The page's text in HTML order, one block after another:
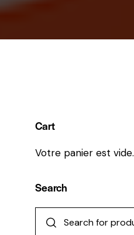
Cart
Votre panier est vide.
Search